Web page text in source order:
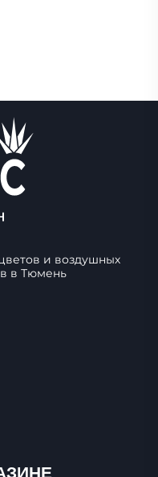
и воздушных
в Тюмень